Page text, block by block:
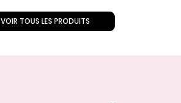
VOIR TOUS LES PRODUITS